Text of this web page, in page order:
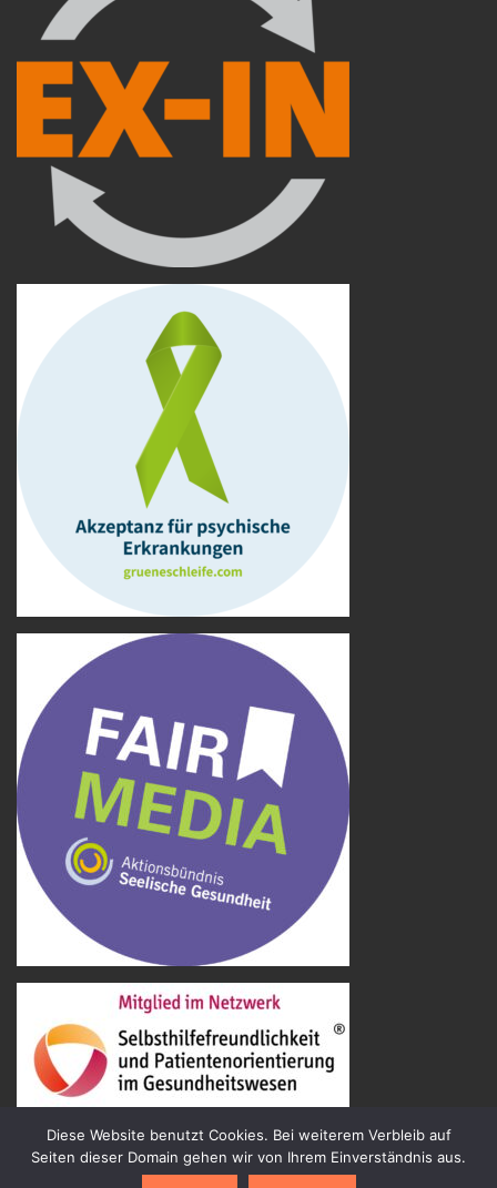
Diese Website benutzt Cookies. Bei weiterem Verbleib auf
Seiten dieser Domain gehen wir von Ihrem Einverständnis aus.